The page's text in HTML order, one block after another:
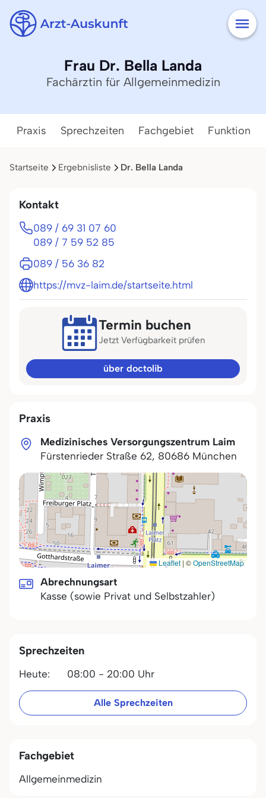
Frau Dr. Bella Landa
Fachärztin für Allgemeinmedizin
Praxis Sprechzeiten Fachgebiet Funktion
Startseite Ergebnisliste Dr. Bella Landa
Praxis
Medizinisches Versorgungszentrum Laim
Fürstenrieder Straße 62, 80686 München
Leaflet | ©OpenStreetMap
Abrechnungsart
Kasse (sowie Privat und Selbstzahler)
Sprechzeiten
Heute: 08:00 - 20:00 Uhr
Alle Sprechzeiten
Fachgebiet
Allgemeinmedizin
Kontakt
089 / 69 31 07 60
089 / 7 59 52 85
089 / 56 36 82
https://mvz-laim.de/startseite.html
Termin buchen
Jetzt Verfügbarkeit prüfen
über doctolib